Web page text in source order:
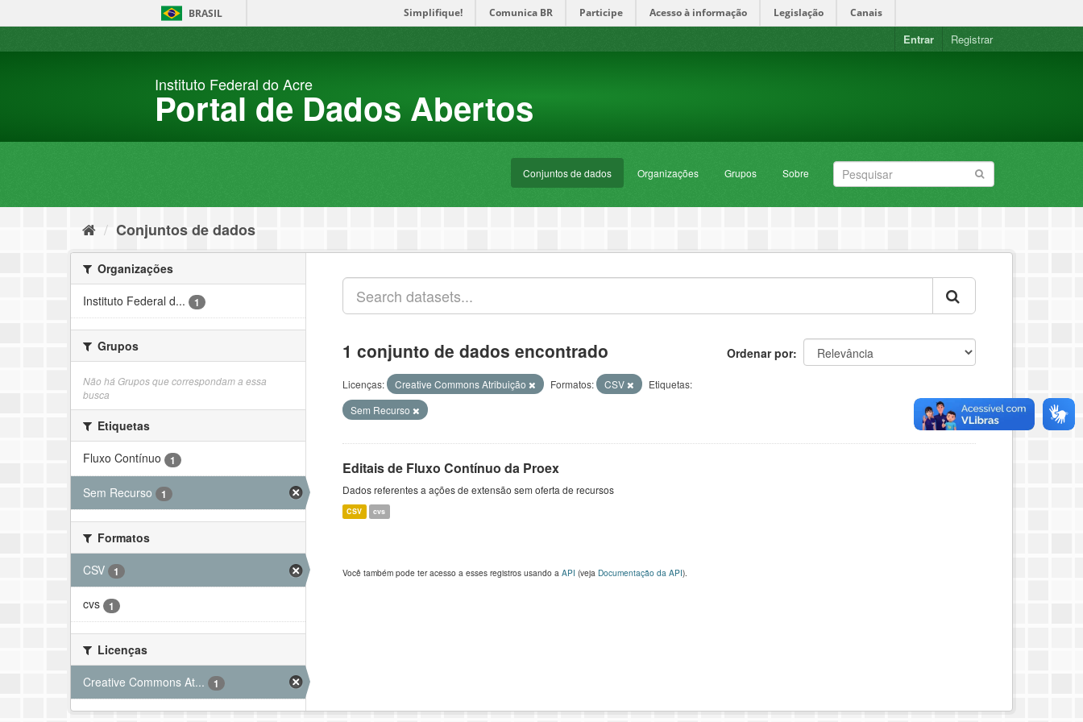
BRASIL Simplifique! Comunica BR Participe Acesso à informação Legislação Canais
Entrar Registrar
Instituto Federal do Acre
Portal de Dados Abertos
Conjuntos de dados Organizações Grupos Sobre
Conjuntos de dados
Organizações
Instituto Federal d...
1
Grupos
Não há Grupos que correspondam a essa
busca
Etiquetas
Fluxo Contínuo
1
Sem Recurso 1
Formatos
CSV
1
cvs 1
Licenças
Creative Commons At...
1
Ordenar por
1 conjunto de dados encontrado
Licenças: Creative Commons Atribuição Formatos: CSV
Etiquetas:
Sem Recurso
Editais de Fluxo Contínuo da Proex
Dados referentes a ações de extensão sem oferta de recursos
CSV cvs
Você também pode ter acesso a esses registros usando a API (veja Documentação da API).